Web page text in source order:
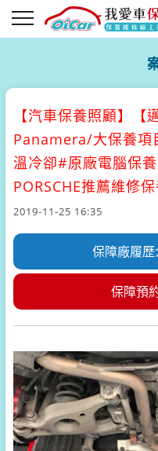
【汽車保養照顧】
Panamera/大保養項
溫冷卻#原廠電腦保
PORSCHE推薦維修
2019-11-25 16:35
保障廠履歷
保障預